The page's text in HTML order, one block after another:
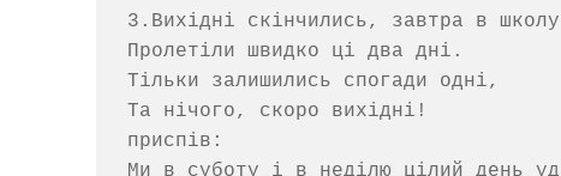
3.Вихідні скінчились, завтра в
Пролетіли швидко ці два дні.
Тільки залишились спогади одні,
Та нічого, скоро вихідні!
приспів:
Ми в суботу і в неділю цілий день